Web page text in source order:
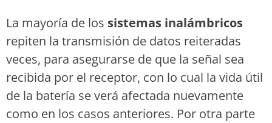
La mayoría de los sistemas inalámbricos
repiten la transmisión de datos reiteradas
veces, para asegurarse de que la señal sea
recibida por el receptor, con lo cual la vida útil
de la batería se verá afectada nuevamente
como en los casos anteriores. Por otra parte